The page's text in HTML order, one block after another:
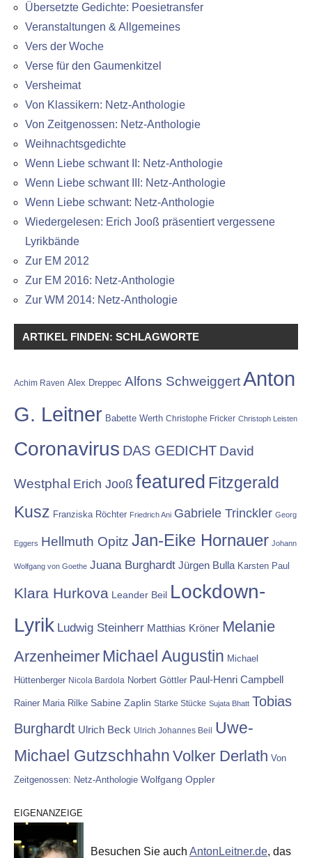
Übersetzte Gedichte: Poesietransfer
Veranstaltungen & Allgemeines
Vers der Woche
Verse für den Gaumenkitzel
Versheimat
Von Klassikern: Netz-Anthologie
Von Zeitgenossen: Netz-Anthologie
Weihnachtsgedichte
Wenn Liebe schwant II: Netz-Anthologie
Wenn Liebe schwant III: Netz-Anthologie
Wenn Liebe schwant: Netz-Anthologie
Wiedergelesen: Erich Jooß präsentiert vergessene
Lyrikbände
Zur EM 2012
Zur EM 2016: Netz-Anthologie
Zur WM 2014: Netz-Anthologie
ARTIKEL FINDEN: SCHLAGWORTE
Achim Raven Alex Dreppec Alfons SchweiggertAnton
G. Leitner Babette Werth Christophe Fricker Christoph Leisten
Coronavirus DAS GEDICHT David
Westphal Erich Jooß featured Fitzgerald
Kusz Franziska Röchter Friedrich Ani Gabriele Trinckler Georg
Eggers Hellmuth Opitz Jan-Eike Hornauer Johann
Wolfgang von Goethe Juana Burghardt Jürgen Bulla Karsten Paul
Klara Hurkova Leander Beil Lockdown-
Lyrik Ludwig Steinherr Matthias Kröner Melanie
Arzenheimer Michael Augustin Michael
Hüttenberger Nicola Bardola Norbert Göttler Paul-Henri Campbell
Rainer Maria Rilke Sabine Zaplin Starke Stücke Sujata Bhatt Tobias
Burghardt Ulrich Beck Ulrich Johannes Beil Uwe-
Michael Gutzschhahn Volker Derlath Von
Zeitgenossen: Netz-Anthologie Wolfgang Oppler
EIGENANZEIGE
Besuchen Sie auch AntonLeitner.de, das